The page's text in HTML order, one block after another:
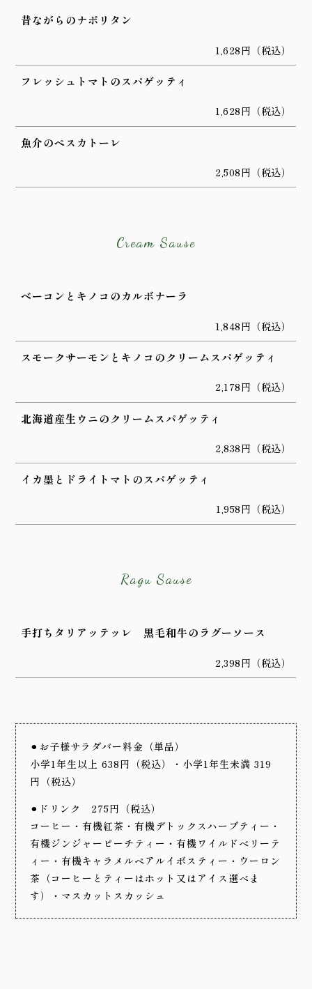
昔ながらのナポリタン
1,628円（税込）
フレッシュトマトのスパゲッティ
1,628円（税込）
魚介のペスカトーレ
2,508円（税込）
Cream Sause
ベーコンとキノコのカルボナーラ
1,848円（税込）
スモークサーモンとキノコのクリームスパゲッティ
2,178円（税込）
北海道産生ウニのクリームスパゲッティ
2,838円（税込）
イカ墨とドライトマトのスパゲッティ
1,958円（税込）
Ragu Sause
手打ちタリアッテッレ 黒毛和牛のラグーソース
2,398円（税込）
⚫︎お子様サラダバー料金（単品）
小学1年生以上 638円（税込）・小学1年生未満 319
円（税込）
⚫︎ドリンク 275円（税込）
コーヒー・有機紅茶・有機デトックスハーブティー・
有機ジンジャーピーチティー・有機ワイルドベリーテ
ィー・有機キャラメルペアルイボスティー・ウーロン
茶（コーヒーとティーはホット又はアイス選べま
す）・マスカットスカッシュ